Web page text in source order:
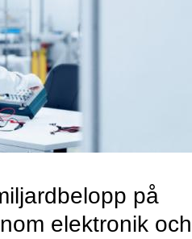
på
elektronik och